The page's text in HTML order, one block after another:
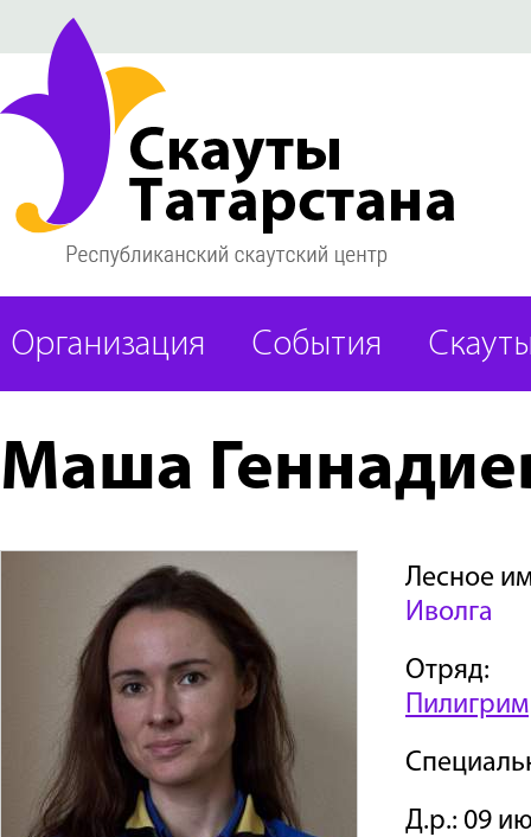
Организация События
Маша
Лесное
Иволга
Отряд:
Пилигрим
Д.р.: 09